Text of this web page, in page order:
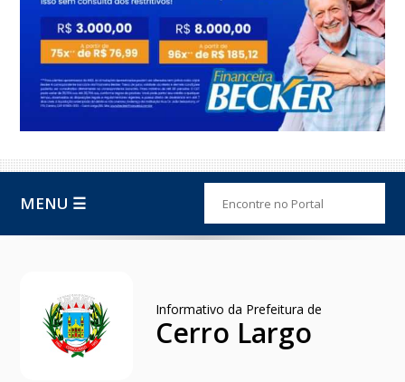
MENU ☰
Informativo da Prefeitura de
Cerro Largo